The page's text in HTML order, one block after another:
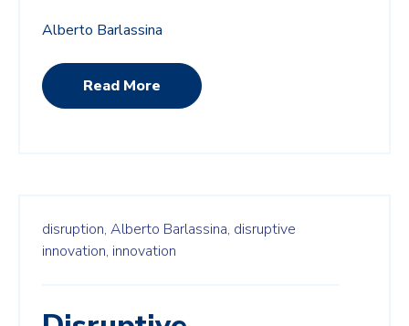
Alberto Barlassina
Read More
disruption, Alberto Barlassina, disruptive
innovation, innovation